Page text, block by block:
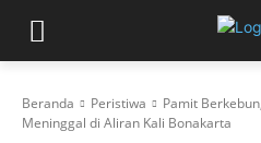
Beranda Peristiwa
Pamit
Meninggal di Aliran Kali Bonakarta